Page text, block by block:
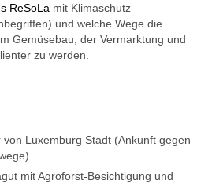
ReSoLa mit Klimaschutz
und welche Wege die
Gemüsebau, der Vermarktung und
zu werden.
Luxemburg Stadt (Ankunft gegen
mit Agroforst-Besichtigung und